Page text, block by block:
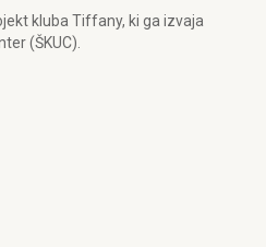
kluba Tiffany, ki ga izvaja
(ŠKUC).